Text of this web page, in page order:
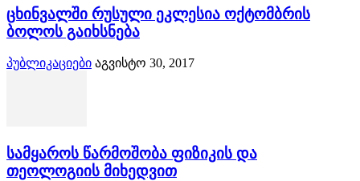
ცხინვალში რუსული ეკლესია ოქტომბრის
ბოლოს გაიხსნება
პუბლიკაციები აგვისტო 30, 2017
სამყაროს წარმოშობა ფიზიკის და
თეოლოგიის მიხედვით